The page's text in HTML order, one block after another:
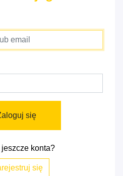
się
konta?
się